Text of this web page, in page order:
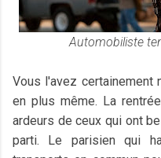
Automobiliste
Vous l'avez certainement
en plus même. La
ardeurs de ceux qui ont
parti. Le parisien qui